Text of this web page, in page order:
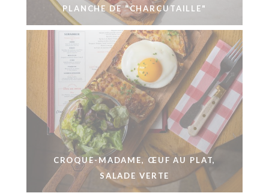
PLANCHE DE "CHARCUTAILLE"
CROQUE-MADAME, ŒUF AU PLAT,
SALADE VERTE